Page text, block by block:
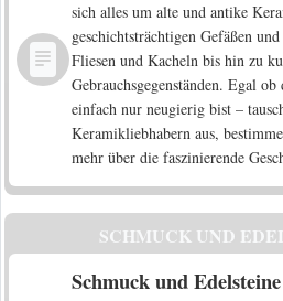
sich alles um alte und antike
geschichtsträchtigen Gefäßen
Fliesen und Kacheln bis hin zu
Gebrauchsgegenständen. Egal
einfach nur neugierig bist –
Keramikliebhabern aus,
mehr über die faszinierende
SCHMUCK UND
Schmuck und